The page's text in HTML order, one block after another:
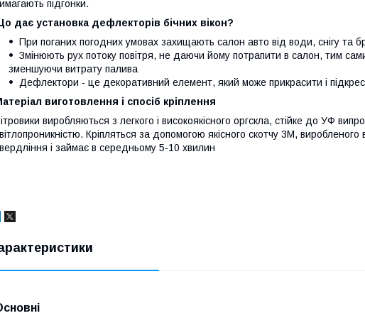
підгонки.
дає установка дефлекторів бічних вікон?
При поганих погодних умовах захищають салон авто від води, снігу та
Змінюють рух потоку повітря, не даючи йому потрапити в салон, тим
зменшуючи витрату палива
Дефлектори - це декоративний елемент, який може прикрасити і
виготовлення і спосіб кріплення
виробляються з легкого і високоякісного оргскла, стійке до УФ
Кріпляться за допомогою якісного скотчу 3М, виробленого
і займає в середньому 5-10 хвилин